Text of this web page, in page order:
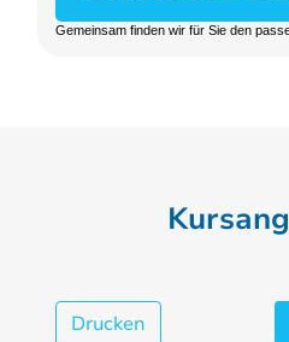
Gemeinsam finden wir für Sie den
Drucken